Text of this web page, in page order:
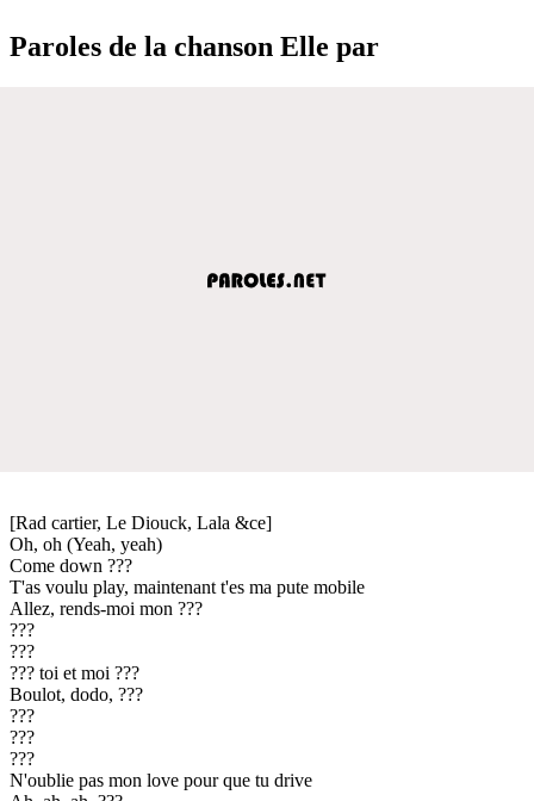
Paroles de la chanson Elle par
[Rad cartier, Le Diouck, Lala &ce]
Oh, oh (Yeah, yeah)
Come down ???
T'as voulu play, maintenant t'es ma pute mobile
Allez, rends-moi mon ???
???
???
??? toi et moi ???
Boulot, dodo, ???
???
???
???
N'oublie pas mon love pour que tu drive